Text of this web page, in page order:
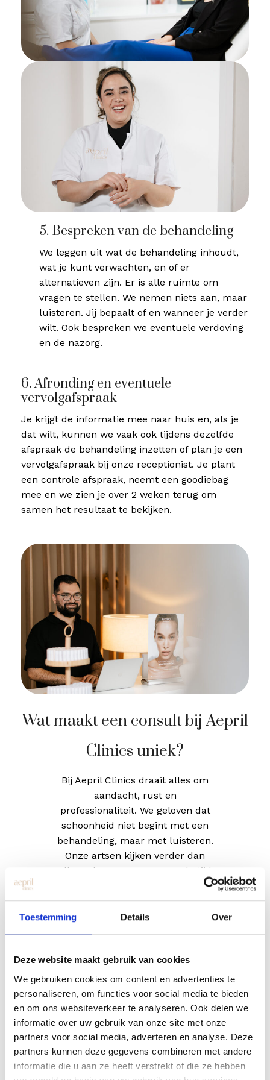
Toestemming Details Over
Deze website maakt gebruik van cookies
We gebruiken cookies om content en advertenties te
personaliseren, om functies voor social media te bieden
en om ons websiteverkeer te analyseren. Ook delen we
informatie over uw gebruik van onze site met onze
partners voor social media, adverteren en analyse. Deze
partners kunnen deze gegevens combineren met andere
informatie die u aan ze heeft verstrekt of die ze hebben
5. Bespreken van de behandeling
We leggen uit wat de behandeling inhoudt,
wat je kunt verwachten, en of er
alternatieven zijn. Er is alle ruimte om
vragen te stellen. We nemen niets aan, maar
luisteren. Jij bepaalt of en wanneer je verder
wilt. Ook bespreken we eventuele verdoving
en de nazorg.
6. Afronding en eventuele
vervolgafspraak
Je krijgt de informatie mee naar huis en, als je
dat wilt, kunnen we vaak ook tijdens dezelfde
afspraak de behandeling inzetten of plan je een
vervolgafspraak bij onze receptionist. Je plant
een controle afspraak, neemt een goodiebag
mee en we zien je over 2 weken terug om
samen het resultaat te bekijken.
Wat maakt een consult bij Aepril
Clinics uniek?
Bij Aepril Clinics draait alles om
aandacht, rust en
professionaliteit. We geloven dat
schoonheid niet begint met een
behandeling, maar met luisteren.
Onze artsen kijken verder dan
alleen de vraag en nemen de tijd
verhaal echt te begrijpen. We
adviseren alleen wat past en
zorgen voor een omgeving waarin
durven nee te zeggen als het niet
bij je past, als je twijfelt of als het
niet medisch verantwoord is.
Geen overhaaste beslissingen,
maar weloverwogen keuzes met
een natuurlijk resultaat als
uitgangspunt.